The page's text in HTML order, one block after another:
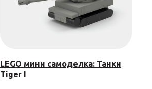
LEGO мини самоделка: Танки
Tiger I